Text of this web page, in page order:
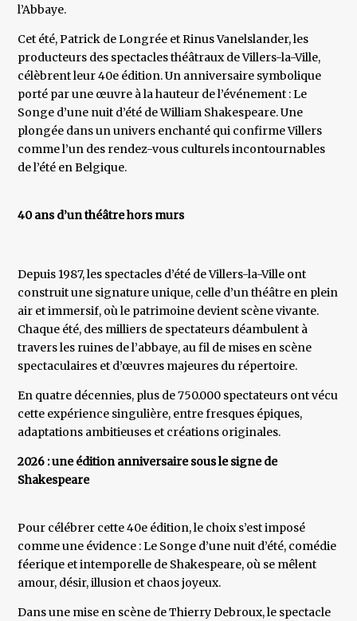
l’Abbaye.
Cet été, Patrick de Longrée et Rinus Vanelslander, les
producteurs des spectacles théâtraux de Villers-la-Ville,
célèbrent leur 40e édition. Un anniversaire symbolique
porté par une œuvre à la hauteur de l’événement : Le
Songe d’une nuit d’été de William Shakespeare. Une
plongée dans un univers enchanté qui confirme Villers
comme l’un des rendez-vous culturels incontournables
de l’été en Belgique.
40 ans d’un théâtre hors murs
Depuis 1987, les spectacles d’été de Villers-la-Ville ont
construit une signature unique, celle d’un théâtre en plein
air et immersif, où le patrimoine devient scène vivante.
Chaque été, des milliers de spectateurs déambulent à
travers les ruines de l’abbaye, au fil de mises en scène
spectaculaires et d’œuvres majeures du répertoire.
En quatre décennies, plus de 750.000 spectateurs ont vécu
cette expérience singulière, entre fresques épiques,
adaptations ambitieuses et créations originales.
2026 : une édition anniversaire sous le signe de
Shakespeare
Pour célébrer cette 40e édition, le choix s’est imposé
comme une évidence : Le Songe d’une nuit d’été, comédie
féerique et intemporelle de Shakespeare, où se mêlent
amour, désir, illusion et chaos joyeux.
Dans une mise en scène de Thierry Debroux, le spectacle